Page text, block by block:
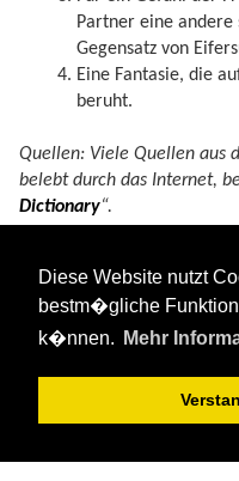
Diese Website nutzt
bestm�gliche
k�nnen.
Mehr
Partner eine andere
Gegensatz von
Eine Fantasie, die
beruht.
Quellen: Viele Quellen aus
belebt durch das Internet,
Dictionary“.
candaulismus.txt· Zuletzt geändert:
Falls nicht anders bezeichnet, ist
veröffentlicht:
CC Attribution-